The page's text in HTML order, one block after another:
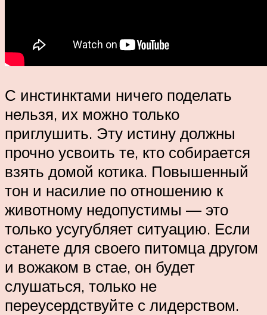
С инстинктами ничего поделать
нельзя, их можно только
приглушить. Эту истину должны
прочно усвоить те, кто собирается
взять домой котика. Повышенный
тон и насилие по отношению к
животному недопустимы — это
только усугубляет ситуацию. Если
станете для своего питомца другом
и вожаком в стае, он будет
слушаться, только не
переусердствуйте с лидерством.